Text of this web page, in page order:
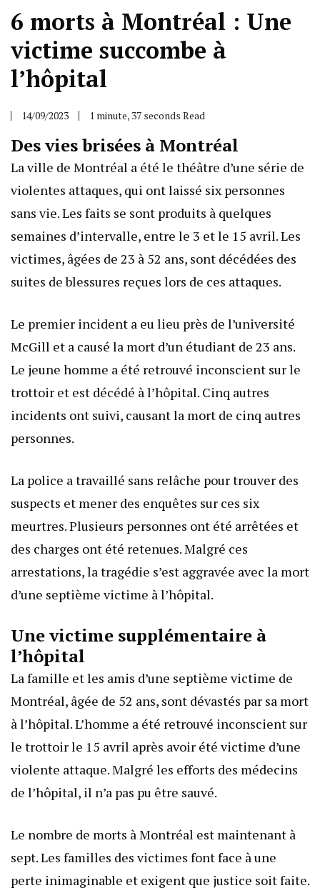
6 morts à Montréal : Une
victime succombe à
l’hôpital
14/09/2023 1 minute, 37 seconds Read
Des vies brisées à Montréal
La ville de Montréal a été le théâtre d’une série de
violentes attaques, qui ont laissé six personnes
sans vie. Les faits se sont produits à quelques
semaines d’intervalle, entre le 3 et le 15 avril. Les
victimes, âgées de 23 à 52 ans, sont décédées des
suites de blessures reçues lors de ces attaques.
Le premier incident a eu lieu près de l’université
McGill et a causé la mort d’un étudiant de 23 ans.
Le jeune homme a été retrouvé inconscient sur le
trottoir et est décédé à l’hôpital. Cinq autres
incidents ont suivi, causant la mort de cinq autres
personnes.
La police a travaillé sans relâche pour trouver des
suspects et mener des enquêtes sur ces six
meurtres. Plusieurs personnes ont été arrêtées et
des charges ont été retenues. Malgré ces
arrestations, la tragédie s’est aggravée avec la mort
d’une septième victime à l’hôpital.
Une victime supplémentaire à
l’hôpital
La famille et les amis d’une septième victime de
Montréal, âgée de 52 ans, sont dévastés par sa mort
à l’hôpital. L’homme a été retrouvé inconscient sur
le trottoir le 15 avril après avoir été victime d’une
violente attaque. Malgré les efforts des médecins
de l’hôpital, il n’a pas pu être sauvé.
Le nombre de morts à Montréal est maintenant à
sept. Les familles des victimes font face à une
perte inimaginable et exigent que justice soit faite.